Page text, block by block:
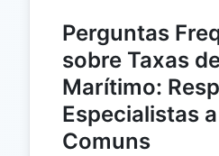
Perguntas
sobre Taxas
Marítimo:
Especialistas
Comuns